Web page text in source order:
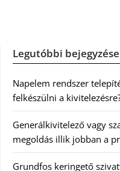
Legutóbbi
Napelem rendszer
felkészülni a
Generálkivitelező vagy
megoldás illik jobban a
Grundfos keringető